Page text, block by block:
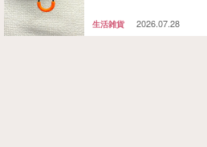
生活雑貨 2026.07.28